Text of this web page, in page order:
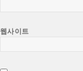
웹사이트